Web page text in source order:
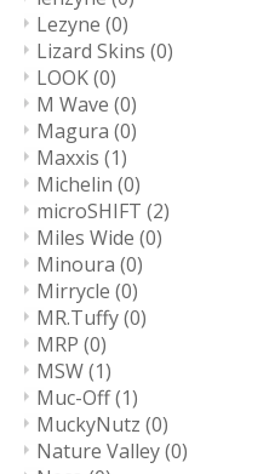
Lezyne (0)
Lizard Skins (0)
LOOK(0)
M Wave (0)
Magura (0)
Maxxis (1)
Michelin (0)
microSHIFT (2)
Miles Wide (0)
Minoura (0)
Mirrycle (0)
MR.Tuffy(0)
MRP (0)
MSW(1)
Muc-Off(1)
MuckyNutz (0)
Nature Valley(0)